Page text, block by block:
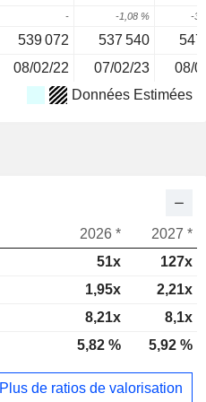
- -1,08 % -
539 072 537 540
547
08/02/22 07/02/23 08/
Données Estimées
2026 *
2027 *
51x
127x
1,95x
2,21x
8,21x
8,1x
5,82 % 5,92 %
Plus de ratios de valorisation